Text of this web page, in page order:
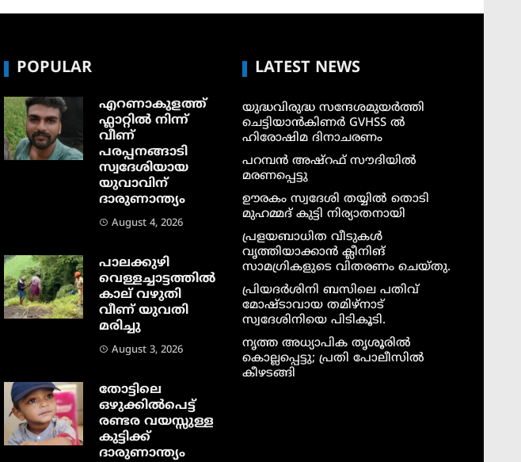
POPULAR
എറണാകുളത്ത്
ഫ്ലാറ്റിൽ നിന്ന്
വീണ്
പരപ്പനങ്ങാടി
സ്വദേശിയായ
യുവാവിന്
ദാരുണാന്ത്യം
August 4, 2026
പാലക്കുഴി
വെള്ളച്ചാട്ടത്തില്‍
കാല് വഴുതി
വീണ് യുവതി
മരിച്ചു
August 3, 2026
തോട്ടിലെ
ഒഴുക്കിൽപെട്ട്
രണ്ടര വയസ്സുള്ള
കുട്ടിക്ക്
ദാരുണാന്ത്യം
LATEST NEWS
യുദ്ധവിരുദ്ധ സന്ദേശമുയർത്തി
ചെട്ടിയാൻകിണർ GVHSS ൽ
ഹിരോഷിമ ദിനാചരണം
പറമ്പൻ അഷ്‌റഫ് സൗദിയിൽ
മരണപ്പെട്ടു
ഊരകം സ്വദേശി തയ്യിൽ തൊടി
മുഹമ്മദ് കുട്ടി നിര്യാതനായി
പ്രളയബാധിത വീടുകൾ
വൃത്തിയാക്കാൻ ക്ലീനിങ്
സാമഗ്രികളുടെ വിതരണം ചെയ്തു.
പ്രിയദർശിനി ബസിലെ പതിവ്
മോഷ്ടാവായ തമിഴ്നാട്
സ്വദേശിനിയെ പിടികൂടി.
നൃത്ത അധ്യാപിക തൃശൂരിൽ
കൊല്ലപ്പെട്ടു; പ്രതി പോലീസിൽ
കീഴടങ്ങി